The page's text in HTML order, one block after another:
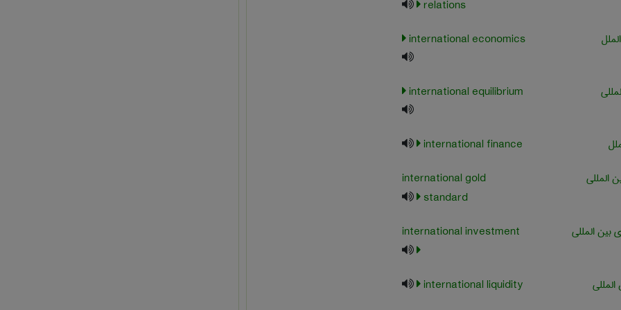
relations
international economics
international equilibrium
international finance
المللی
international gold
standard
بین المللی
international investment
international liquidity